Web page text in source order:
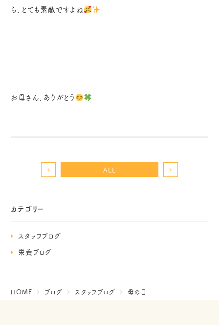
カテゴリー
スタッフブログ
栄養ブログ
ら、とても素敵ですよね
お母さん、ありがとう
ALL
HOME ブログ スタッフブログ 母の日